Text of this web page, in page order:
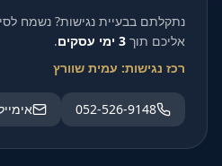
נתקלתם בבעיית נגישות? נשמח
אליכם תוך 3 ימי עסקים
.
רכז נגישות: עמית שוורץ
052-526-9148